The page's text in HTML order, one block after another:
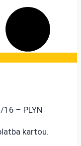
16 – PLYN
kartou.